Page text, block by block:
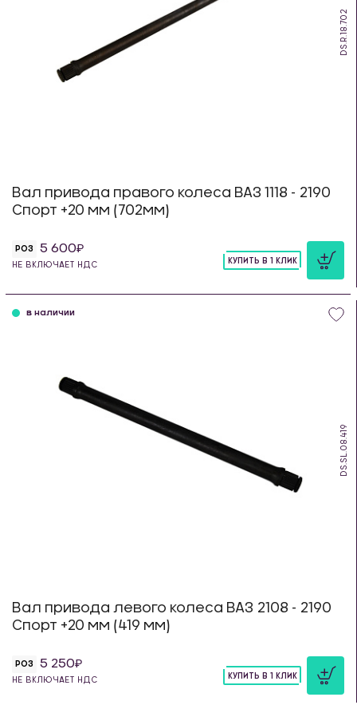
DS.R.18.702
Вал привода правого колеса ВАЗ 1118 - 2190
Спорт +20 мм (702мм)
РОЗ 5 600
НЕ ВКЛЮЧАЕТ НДС
КУПИТЬ В 1 КЛИК
DS.SL.08.419
в наличии
Вал привода левого колеса ВАЗ 2108 - 2190
Спорт +20 мм (419 мм)
РОЗ 5 250
НЕ ВКЛЮЧАЕТ НДС
КУПИТЬ В 1 КЛИК